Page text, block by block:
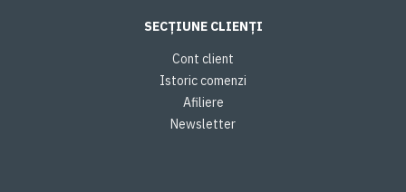
SECȚIUNE CLIENȚI
Cont client
Istoric comenzi
Afiliere
Newsletter